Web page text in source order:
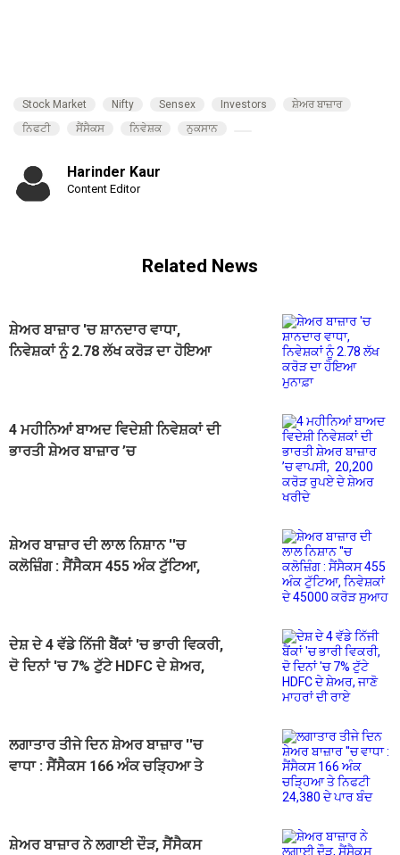
Stock Market Nifty Sensex Investors
ਸ਼ੇਅਰ ਬਾਜ਼ਾਰ
ਨਿਫਟੀ
ਸੈਂਸੈਕਸ ਨਿਵੇਸ਼ਕ ਨੁਕਸਾਨ
Harinder Kaur
Content Editor
Related News
ਸ਼ੇਅਰ ਬਾਜ਼ਾਰ 'ਚ ਸ਼ਾਨਦਾਰ ਵਾਧਾ,
ਨਿਵੇਸ਼ਕਾਂ ਨੂੰ 2.78 ਲੱਖ ਕਰੋੜ ਦਾ ਹੋਇਆ
4 ਮਹੀਨਿਆਂ ਬਾਅਦ ਵਿਦੇਸ਼ੀ ਨਿਵੇਸ਼ਕਾਂ ਦੀ
ਭਾਰਤੀ ਸ਼ੇਅਰ ਬਾਜ਼ਾਰ ’ਚ
ਸ਼ੇਅਰ ਬਾਜ਼ਾਰ ਦੀ ਲਾਲ ਨਿਸ਼ਾਨ ''ਚ
ਕਲੋਜ਼ਿੰਗ : ਸੈਂਸੈਕਸ 455 ਅੰਕ ਟੁੱਟਿਆ,
ਦੇਸ਼ ਦੇ 4 ਵੱਡੇ ਨਿੱਜੀ ਬੈਂਕਾਂ 'ਚ ਭਾਰੀ ਵਿਕਰੀ,
ਦੋ ਦਿਨਾਂ 'ਚ 7% ਟੁੱਟੇ HDFC ਦੇ ਸ਼ੇਅਰ,
ਲਗਾਤਾਰ ਤੀਜੇ ਦਿਨ ਸ਼ੇਅਰ ਬਾਜ਼ਾਰ ''ਚ
ਵਾਧਾ : ਸੈਂਸੈਕਸ 166 ਅੰਕ ਚੜ੍ਹਿਆ ਤੇ
ਸ਼ੇਅਰ ਬਾਜ਼ਾਰ ਨੇ ਲਗਾਈ ਦੌੜ, ਸੈਂਸੈਕਸ